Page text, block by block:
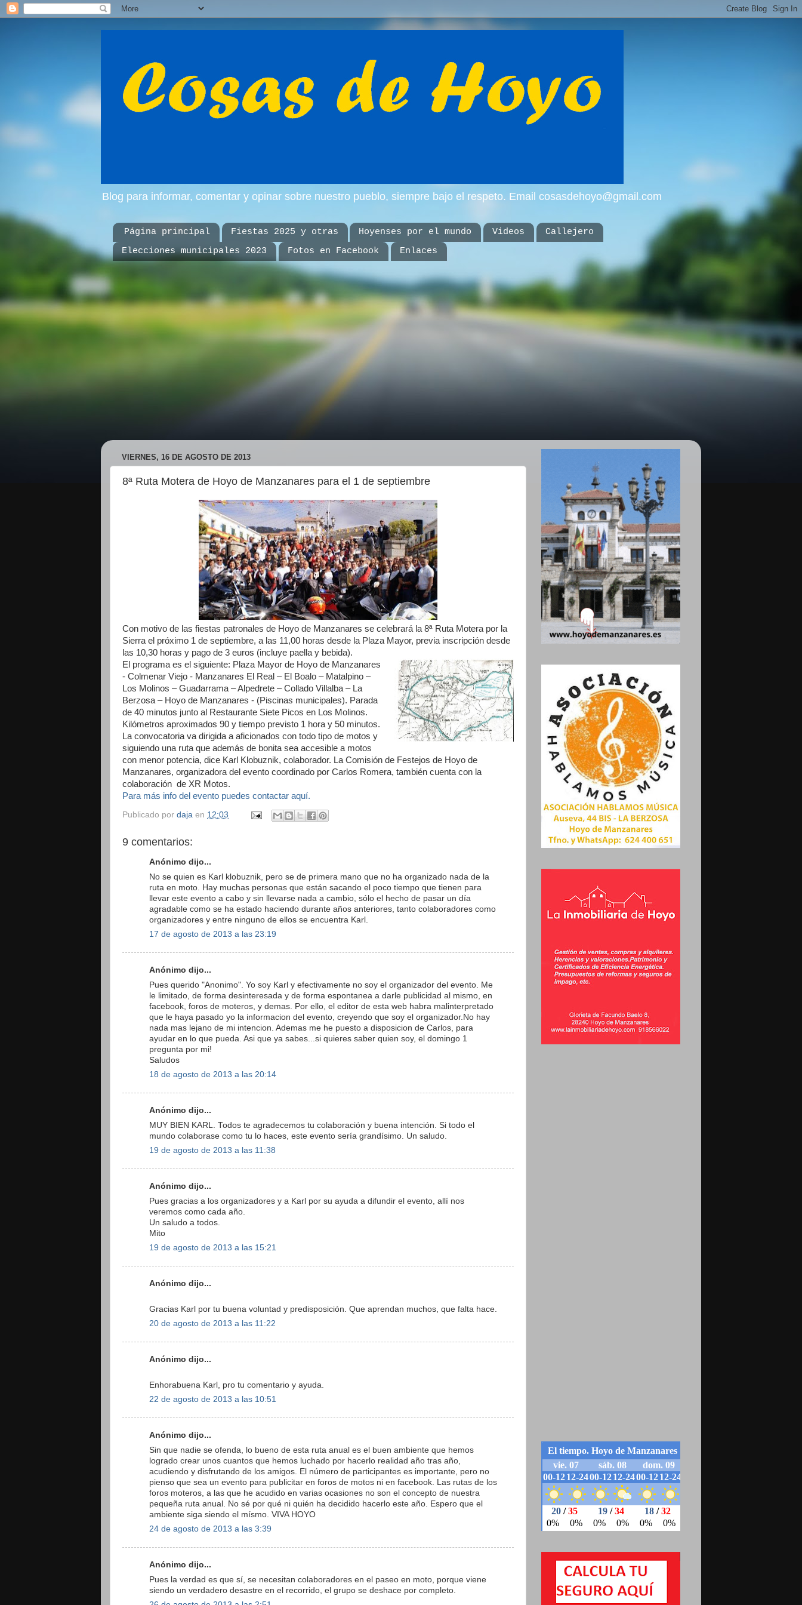
Blog para informar, comentar y opinar sobre nuestro pueblo, siempre bajo el respeto. Email cosasdehoyo@gmail.com
Página principal Fiestas 2025 y otras Hoyenses por el mundo Videos
Callejero
Elecciones municipales 2023
Fotos en Facebook Enlaces
VIERNES, 16 DE AGOSTO DE 2013
8ª Ruta Motera de Hoyo de Manzanares para el 1 de septiembre
Con motivo de las fiestas patronales de Hoyo de Manzanares se celebrará la 8ª Ruta Motera por la
Sierra el próximo 1 de septiembre, a las 11,00 horas desde la Plaza Mayor, previa inscripción desde
las 10,30 horas y pago de 3 euros (incluye paella y bebida).
El programa es el siguiente: Plaza Mayor de Hoyo de Manzanares
- Colmenar Viejo - Manzanares El Real – El Boalo – Matalpino –
Los Molinos – Guadarrama – Alpedrete – Collado Villalba – La
Berzosa – Hoyo de Manzanares - (Piscinas municipales). Parada
de 40 minutos junto al Restaurante Siete Picos en Los Molinos.
Kilómetros aproximados 90 y tiempo previsto 1 hora y 50 minutos.
La convocatoria va dirigida a aficionados con todo tipo de motos y
siguiendo una ruta que además de bonita sea accesible a motos
con menor potencia, dice Karl Klobuznik, colaborador. La Comisión de Festejos de Hoyo de
Manzanares, organizadora del evento coordinado por Carlos Romera, también cuenta con la
colaboración de XR Motos.
Para más info del evento puedes contactar aquí.
Publicado por daja en 12:03
9 comentarios:
Anónimo dijo...
No se quien es Karl klobuznik, pero se de primera mano que no ha organizado nada de la
ruta en moto. Hay muchas personas que están sacando el poco tiempo que tienen para
llevar este evento a cabo y sin llevarse nada a cambio, sólo el hecho de pasar un día
agradable como se ha estado haciendo durante años anteriores, tanto colaboradores como
organizadores y entre ninguno de ellos se encuentra Karl.
17 de agosto de 2013 a las 23:19
Anónimo dijo...
Pues querido "Anonimo". Yo soy Karl y efectivamente no soy el organizador del evento. Me
le limitado, de forma desinteresada y de forma espontanea a darle publicidad al mismo, en
facebook, foros de moteros, y demas. Por ello, el editor de esta web habra malinterpretado
que le haya pasado yo la informacion del evento, creyendo que soy el organizador.No hay
nada mas lejano de mi intencion. Ademas me he puesto a disposicion de Carlos, para
ayudar en lo que pueda. Asi que ya sabes...si quieres saber quien soy, el domingo 1
pregunta por mi!
Saludos
18 de agosto de 2013 a las 20:14
Anónimo dijo...
MUY BIEN KARL. Todos te agradecemos tu colaboración y buena intención. Si todo el
mundo colaborase como tu lo haces, este evento sería grandísimo. Un saludo.
19 de agosto de 2013 a las 11:38
Anónimo dijo...
Pues gracias a los organizadores y a Karl por su ayuda a difundir el evento, allí nos
veremos como cada año.
Un saludo a todos.
Mito
19 de agosto de 2013 a las 15:21
Anónimo dijo...
Gracias Karl por tu buena voluntad y predisposición. Que aprendan muchos, que falta hace.
20 de agosto de 2013 a las 11:22
Anónimo dijo...
Enhorabuena Karl, pro tu comentario y ayuda.
22 de agosto de 2013 a las 10:51
Anónimo dijo...
Sin que nadie se ofenda, lo bueno de esta ruta anual es el buen ambiente que hemos
logrado crear unos cuantos que hemos luchado por hacerlo realidad año tras año,
acudiendo y disfrutando de los amigos. El número de participantes es importante, pero no
pienso que sea un evento para publicitar en foros de motos ni en facebook. Las rutas de los
foros moteros, a las que he acudido en varias ocasiones no son el concepto de nuestra
pequeña ruta anual. No sé por qué ni quién ha decidido hacerlo este año. Espero que el
ambiente siga siendo el mísmo. VIVA HOYO
24 de agosto de 2013 a las 3:39
Anónimo dijo...
Pues la verdad es que sí, se necesitan colaboradores en el paseo en moto, porque viene
siendo un verdadero desastre en el recorrido, el grupo se deshace por completo.